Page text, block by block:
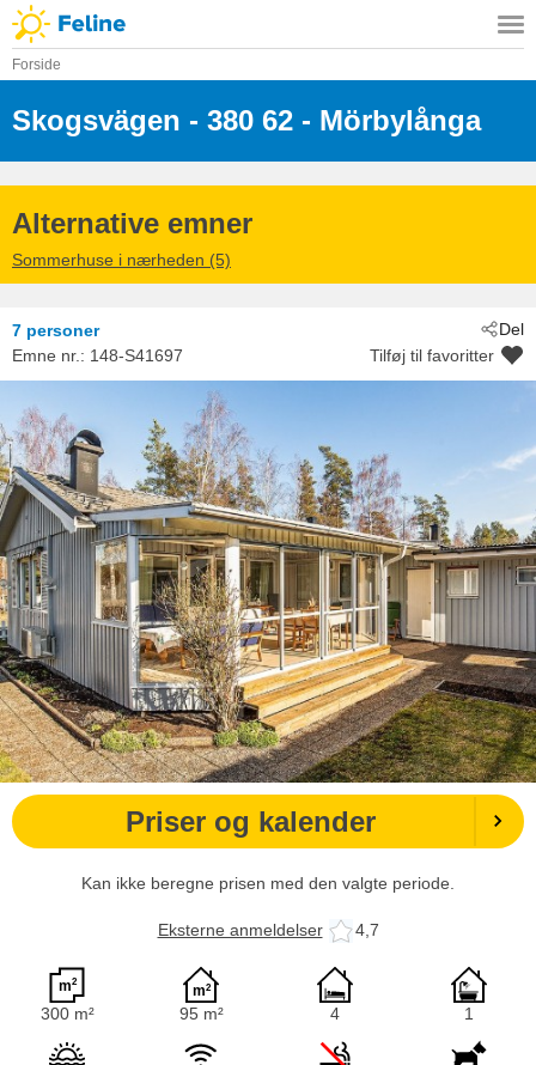
Forside
Skogsvägen
- Sandbergen/
- 380 62 - Mörbylånga
Alternative emner
Sommerhuse i nærheden (5)
Del
7 personer
Emne nr.: 148-S41697 Tilføj til favoritter
Priser og kalender
Kan ikke beregne prisen med den valgte periode.
Eksterne anmeldelser 4,7
300 m² 95 m² 4 1